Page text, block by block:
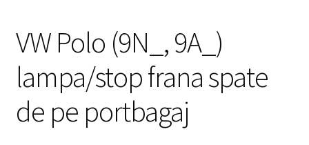
VW Polo (9N_, 9A_)
lampa/stop frana spate
de pe portbagaj